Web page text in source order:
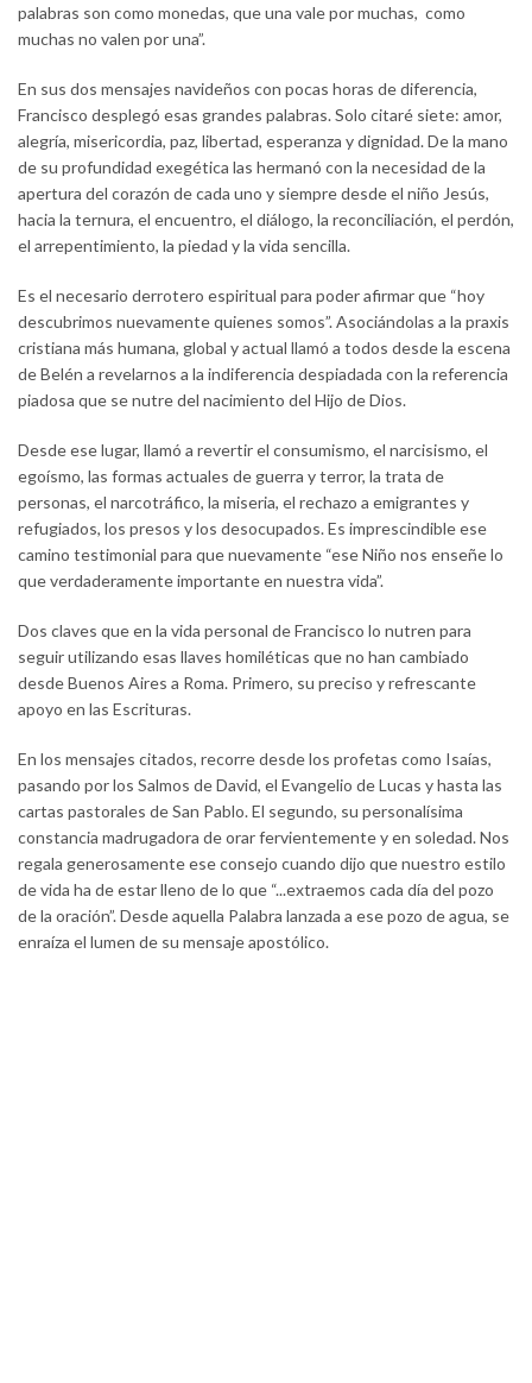
palabras son como monedas, que una vale por muchas, como
muchas no valen por una”.
En sus dos mensajes navideños con pocas horas de diferencia,
Francisco desplegó esas grandes palabras. Solo citaré siete: amor,
alegría, misericordia, paz, libertad, esperanza y dignidad. De la mano
de su profundidad exegética las hermanó con la necesidad de la
apertura del corazón de cada uno y siempre desde el niño Jesús,
hacia la ternura, el encuentro, el diálogo, la reconciliación, el perdón,
el arrepentimiento, la piedad y la vida sencilla.
Es el necesario derrotero espiritual para poder afirmar que “hoy
descubrimos nuevamente quienes somos”. Asociándolas a la praxis
cristiana más humana, global y actual llamó a todos desde la escena
de Belén a revelarnos a la indiferencia despiadada con la referencia
piadosa que se nutre del nacimiento del Hijo de Dios.
Desde ese lugar, llamó a revertir el consumismo, el narcisismo, el
egoísmo, las formas actuales de guerra y terror, la trata de
personas, el narcotráfico, la miseria, el rechazo a emigrantes y
refugiados, los presos y los desocupados. Es imprescindible ese
camino testimonial para que nuevamente “ese Niño nos enseñe lo
que verdaderamente importante en nuestra vida”.
Dos claves que en la vida personal de Francisco lo nutren para
seguir utilizando esas llaves homiléticas que no han cambiado
desde Buenos Aires a Roma. Primero, su preciso y refrescante
apoyo en las Escrituras.
En los mensajes citados, recorre desde los profetas como Isaías,
pasando por los Salmos de David, el Evangelio de Lucas y hasta las
cartas pastorales de San Pablo. El segundo, su personalísima
constancia madrugadora de orar fervientemente y en soledad. Nos
regala generosamente ese consejo cuando dijo que nuestro estilo
de vida ha de estar lleno de lo que “...extraemos cada día del pozo
de la oración”. Desde aquella Palabra lanzada a ese pozo de agua, se
enraíza el lumen de su mensaje apostólico.